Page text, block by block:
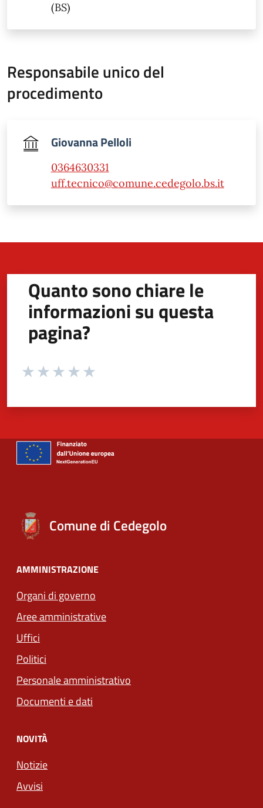
(BS)
Responsabile unico del
procedimento
Giovanna Pelloli
0364630331
uff.tecnico@comune.cedegolo.bs.it
Quanto sono chiare le
informazioni su questa
pagina?
Valuta da 1 a 5 stelle la pagina
Comune di Cedegolo
AMMINISTRAZIONE
Organi di governo
Aree amministrative
Uffici
Politici
Personale amministrativo
Documenti e dati
NOVITÀ
Notizie
Avvisi